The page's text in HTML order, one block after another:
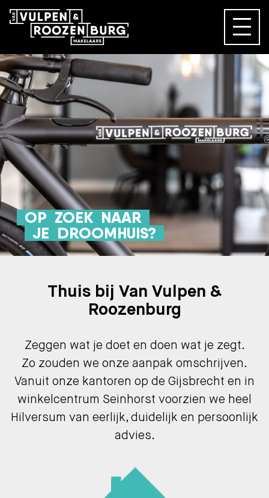
OP ZOEK NAAR
JE DROOMHUIS?
Thuis bij Van Vulpen &
Roozenburg
Zeggen wat je doet en doen wat je zegt.
Zo zouden we onze aanpak omschrijven.
Vanuit onze kantoren op de Gijsbrecht en in
winkelcentrum Seinhorst voorzien we heel
Hilversum van eerlijk, duidelijk en persoonlijk
advies.